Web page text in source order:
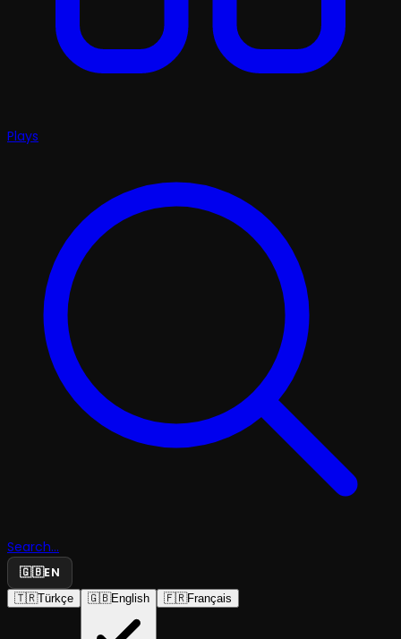
Plays
Search...
🇬🇧EN
🇹🇷Türkçe 🇬🇧English 🇫🇷Français